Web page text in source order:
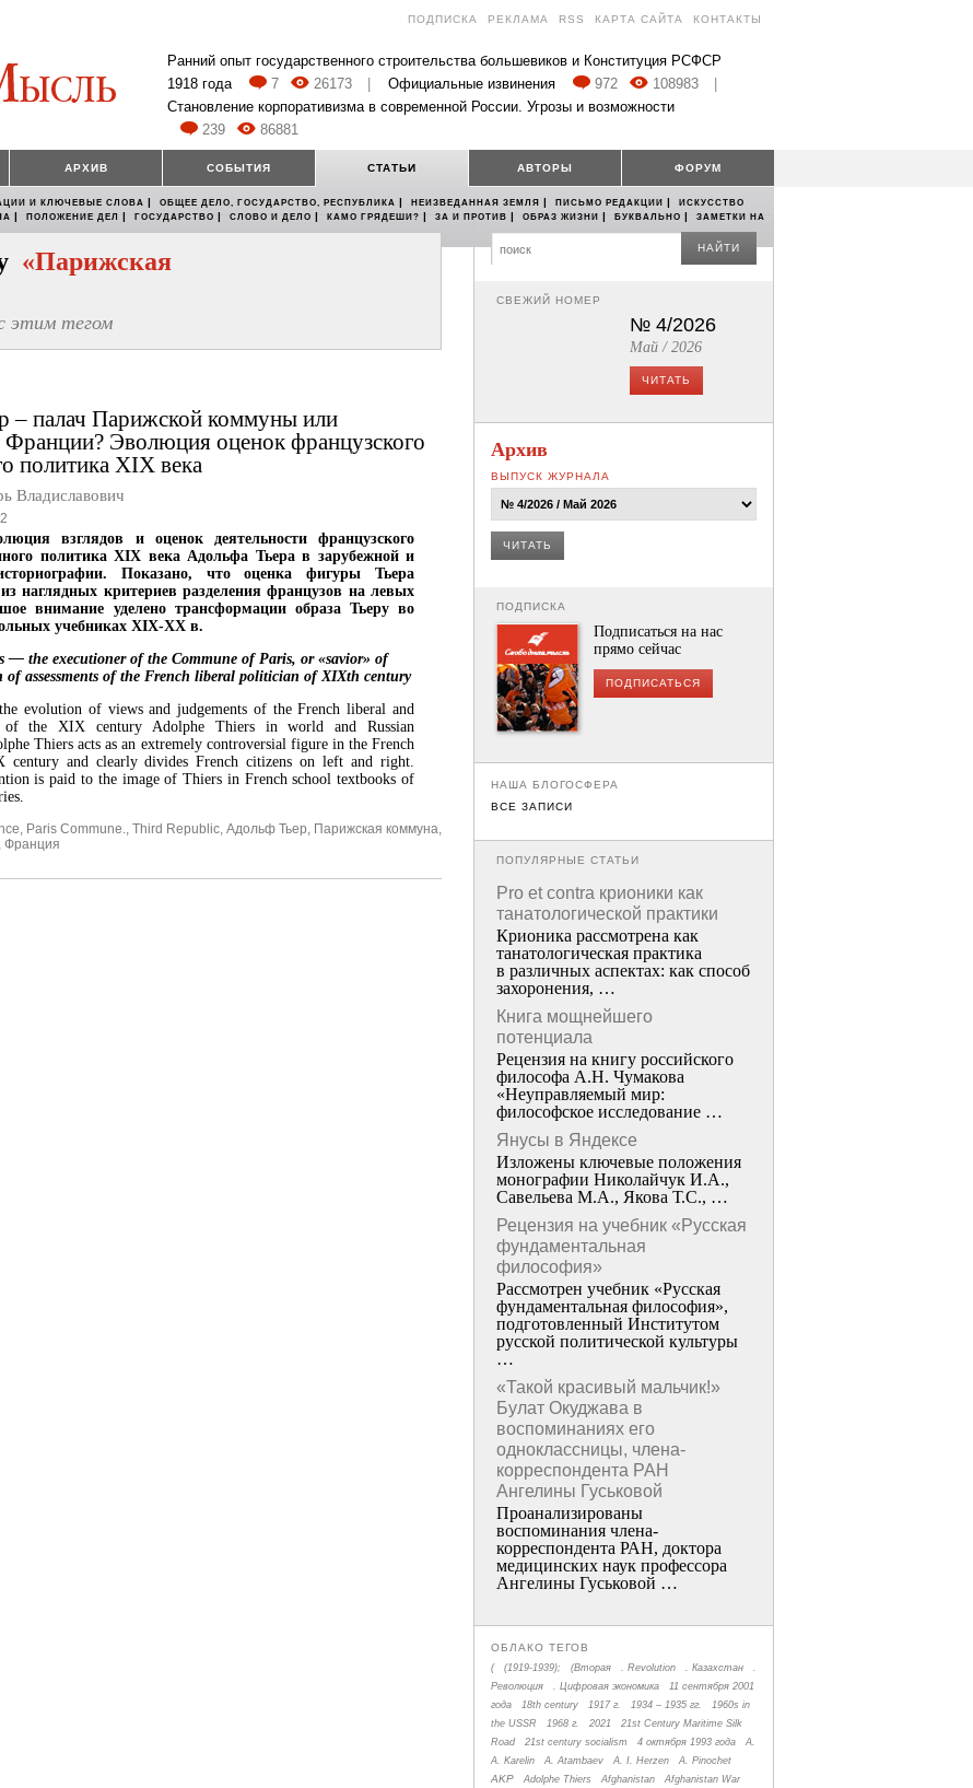
ПОДПИСКА РЕКЛАМА RSS КАРТА САЙТА КОНТАКТЫ
Ранний опыт государственного строительства большевиков и Конституция РСФСР
1918 года
7 26173 Официальные извинения 972 108983
Становление корпоративизма в современной России. Угрозы и возможности
239
86881
АРХИВ СОБЫТИЯ СТАТЬИ АВТОРЫ ФОРУМ
И КЛЮЧЕВЫЕ СЛОВА | ОБЩЕЕ ДЕЛО, ГОСУДАРСТВО, РЕСПУБЛИКА | НЕИЗВЕДАННАЯ ЗЕМЛЯ | ПИСЬМО РЕДАКЦИИ |
ИСКУССТВО
| ПОЛОЖЕНИЕ ДЕЛ | ГОСУДАРСТВО | СЛОВО И ДЕЛО | КАМО ГРЯДЕШИ? | ЗА И ПРОТИВ | ОБРАЗ ЖИЗНИ | БУКВАЛЬНО |
ЗАМЕТКИ НА
«Парижская
этим тегом
– палач Парижской коммуны или
Франции? Эволюция оценок французского
политика XIX века
Владиславович
взглядов и оценок деятельности французского
политика XIX века Адольфа Тьера в зарубежной и
Показано, что оценка фигуры Тьера
наглядных критериев разделения французов на левых
внимание уделено трансформации образа Тьеру во
учебниках XIX-XX в.
— the executioner of the Commune of Paris, or «savior» of
of assessments of the French liberal politician of XIXth century
evolution of views and judgements of the French liberal and
of the XIX century Adolphe Thiers in world and Russian
Thiers acts as an extremely controversial figure in the French
and clearly divides French citizens on left and right.
is paid to the image of Thiers in French school textbooks of
, Paris Commune., Third Republic, Адольф Тьер, Парижская коммуна,
, Франция
НАЙТИ
СВЕЖИЙ НОМЕР
№ 4/2026
Май / 2026
ЧИТАТЬ
Архив
ВЫПУСК ЖУРНАЛА
ЧИТАТЬ
ПОДПИСКА
Подписаться на нас
прямо сейчас
ПОДПИСАТЬСЯ
НАША БЛОГОСФЕРА
ВСЕ ЗАПИСИ
ПОПУЛЯРНЫЕ СТАТЬИ
Pro et contra крионики как
танатологической практики
Крионика рассмотрена как
танатологическая практика
в различных аспектах: как способ
захоронения, …
Книга мощнейшего
потенциала
Рецензия на книгу российского
философа А.Н. Чумакова
«Неуправляемый мир:
философское исследование …
Янусы в Яндексе
Изложены ключевые положения
монографии Николайчук И.А.,
Савельева М.А., Якова Т.С., …
Рецензия на учебник «Русская
фундаментальная
философия»
Рассмотрен учебник «Русская
фундаментальная философия»,
подготовленный Институтом
русской политической культуры
…
«Такой красивый мальчик!»
Булат Окуджава в
воспоминаниях его
одноклассницы, члена-
корреспондента РАН
Ангелины Гуськовой
Проанализированы
воспоминания члена­
корреспондента РАН, доктора
медицинских наук профессора
Ангелины Гуськовой …
ОБЛАКО ТЕГОВ
( (1919-1939); (Вторая . Revolution . Казахстан
.
Революция
. Цифровая экономика
11 сентября 2001
года
18th century 1917 г. 1934 – 1935 гг.
1960s in
the USSR
1968 г. 2021
21st Century Maritime Silk
Road
21st century socialism 4 октября 1993 года
A.
A. Karelin
A. Atambaev A. I. Herzen A. Pinochet
AKP Adolphe Thiers Afghanistan
Afghanistan War